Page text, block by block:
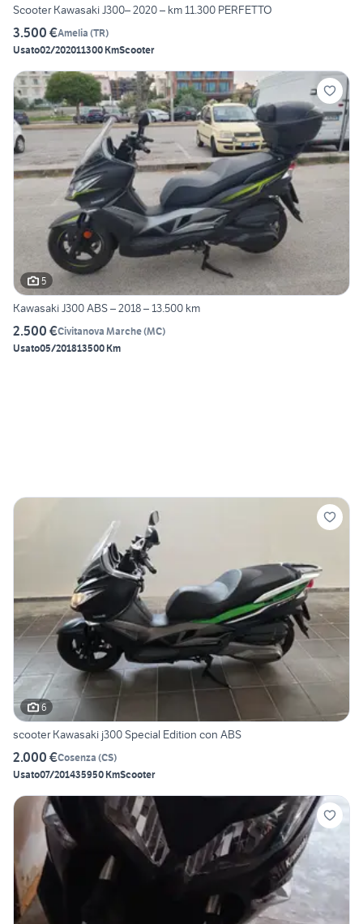
Scooter Kawasaki J300– 2020 – km 11.300 PERFETTO
3.500 €Amelia (TR)
Usato02/202011300 KmScooter
5
Kawasaki J300 ABS – 2018 – 13.500 km
2.500 €Civitanova Marche(MC)
Usato05/201813500 Km
6
scooter Kawasaki j300 Special Edition con ABS
2.000 €Cosenza (CS)
Usato07/201435950 KmScooter